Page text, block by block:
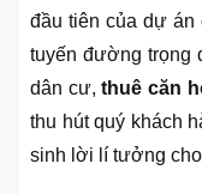
đầu tiên của dự
tuyến đường trọng
dân cư,thuê căn
thu hút quý khách
sinh lời lí tưởng